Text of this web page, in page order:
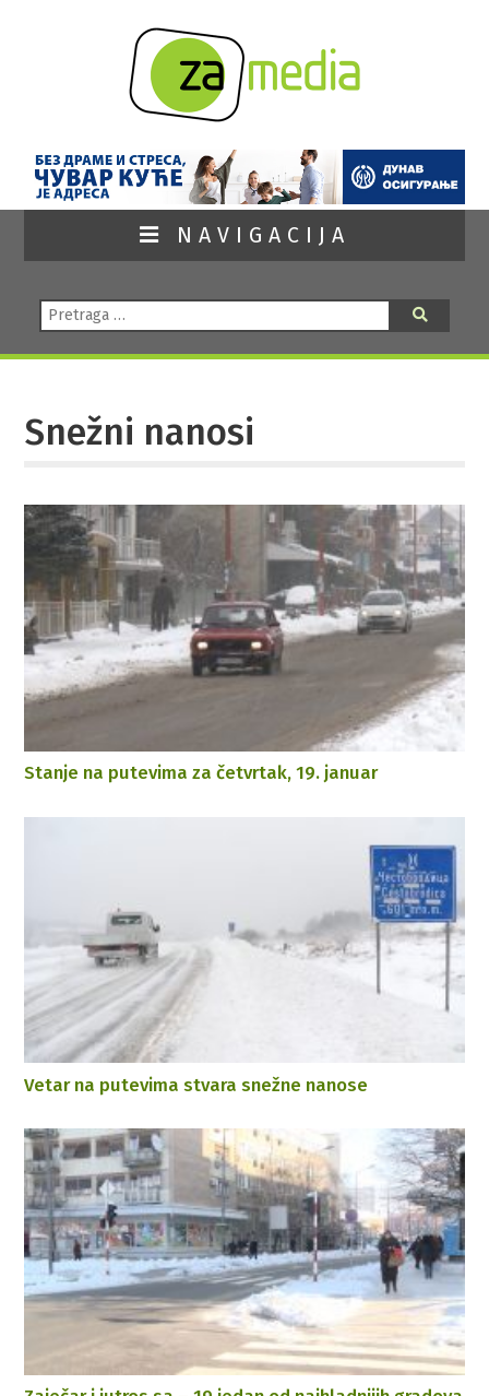
NAVIGACIJA
Pretraga:
Snežni nanosi
Stanje na putevima za četvrtak, 19. januar
Vetar na putevima stvara snežne nanose